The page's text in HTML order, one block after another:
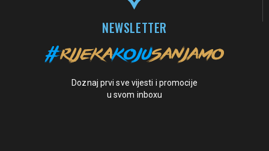
NEWSLETTER
Doznaj prvi sve vijesti i promocije
u svom inboxu